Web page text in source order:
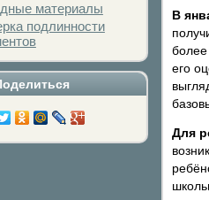
материалы
подлинности
В
его
Для